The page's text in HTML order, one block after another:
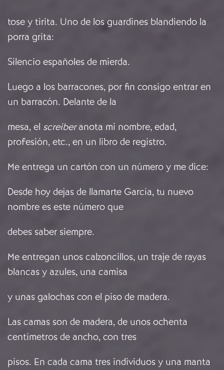
tose y tirita. Uno de los guardines blandiendo la
porra grita:
Silencio españoles de mierda.
Luego a los barracones, por fin consigo entrar en
un barracón. Delante de la
mesa, el screiberanota mi nombre, edad,
profesión, etc., en un libro de registro.
Me entrega un cartón con un número y me dice:
Desde hoy dejas de llamarte García, tu nuevo
nombre es este número que
debes saber siempre.
Me entregan unos calzoncillos, un traje de rayas
blancas y azules, una camisa
y unas galochas con el piso de madera.
Las camas son de madera, de unos ochenta
centímetros de ancho, con tres
pisos. En cada cama tres individuos y una manta